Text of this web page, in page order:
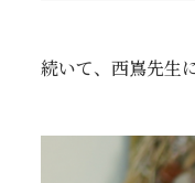
続いて、西嶌先生